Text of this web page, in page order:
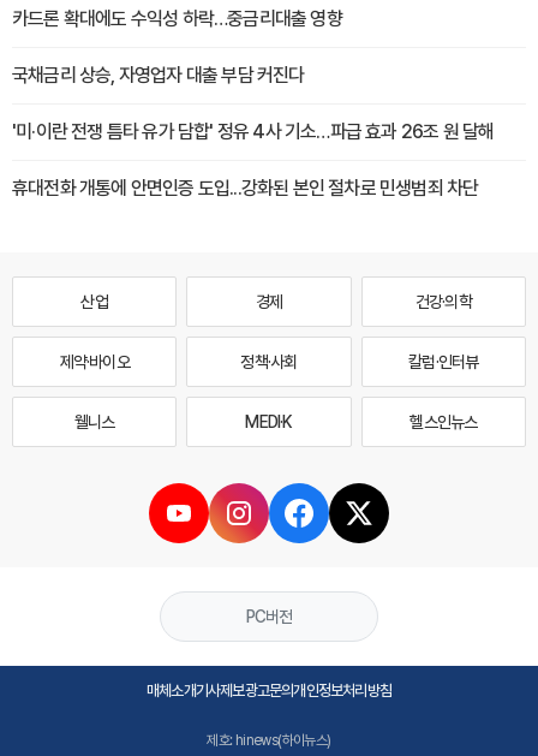
카드론 확대에도 수익성 하락…중금리대출 영향
국채금리 상승, 자영업자 대출 부담 커진다
'미·이란 전쟁 틈타 유가 담합' 정유 4사 기소…파급 효과 26조 원 달해
휴대전화 개통에 안면인증 도입...강화된 본인 절차로 민생범죄 차단
산업 경제 건강·의학
제약·바이오 정책·사회 칼럼·인터뷰
웰니스 MEDI·K 헬스인뉴스
PC버전
매체소개기사제보광고문의개인정보처리방침
제호: hinews(하이뉴스)